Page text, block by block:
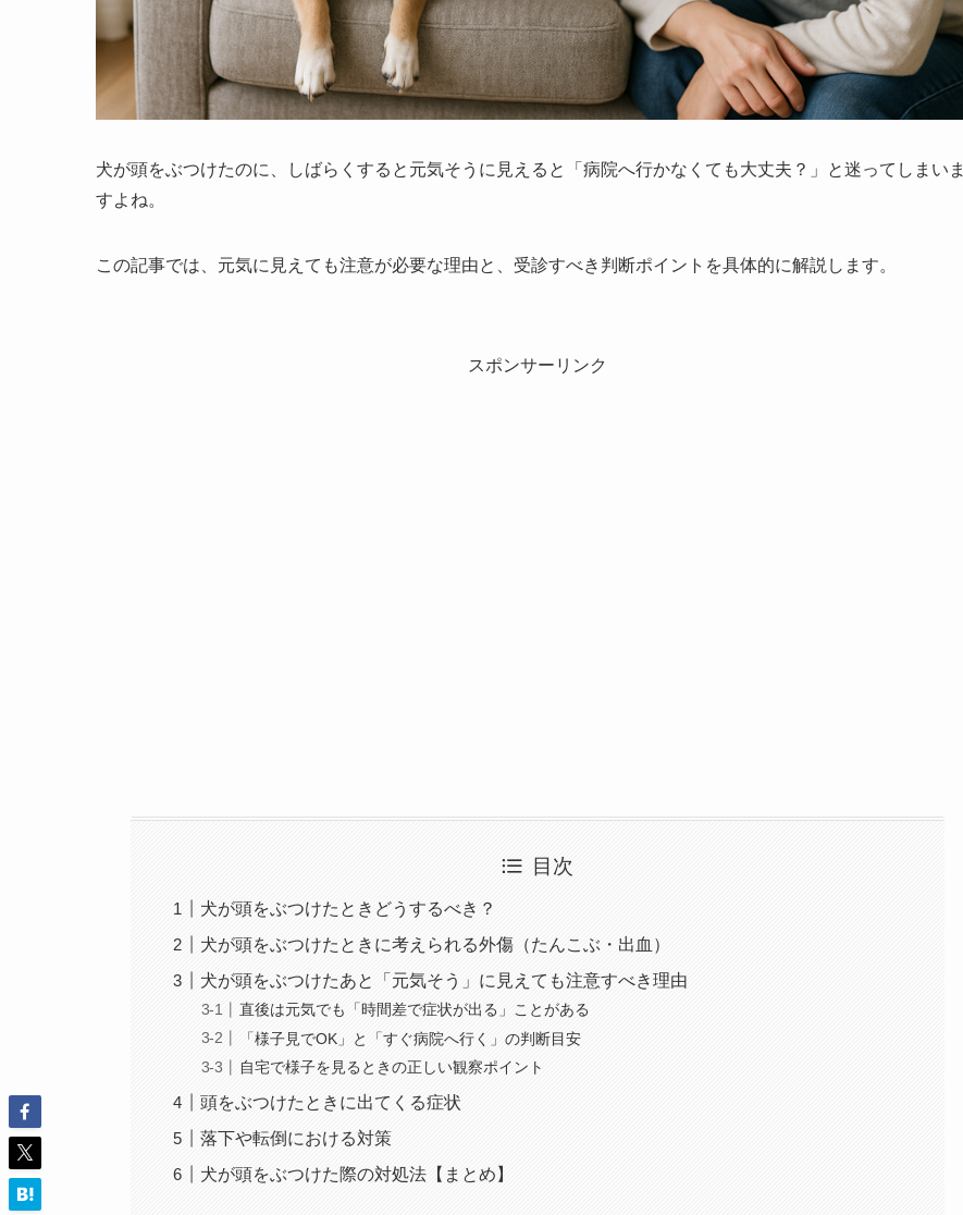
犬が頭をぶつけたのに、しばらくすると元気そうに見えると「病院へ行かなくても大丈夫？」と迷ってしまいま
すよね。
この記事では、元気に見えても注意が必要な理由と、受診すべき判断ポイントを具体的に解説します。
スポンサーリンク
目次
犬が頭をぶつけたときどうするべき？
犬が頭をぶつけたときに考えられる外傷（たんこぶ・出血）
犬が頭をぶつけたあと「元気そう」に見えても注意すべき理由
直後は元気でも「時間差で症状が出る」ことがある
「様子見でOK」と「すぐ病院へ行く」の判断目安
自宅で様子を見るときの正しい観察ポイント
頭をぶつけたときに出てくる症状
落下や転倒における対策
犬が頭をぶつけた際の対処法【まとめ】